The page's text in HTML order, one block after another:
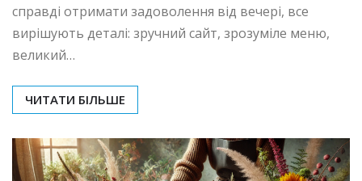
справді отримати задоволення від вечері, все
вирішують деталі: зручний сайт, зрозуміле меню,
великий…
ЧИТАТИ БІЛЬШЕ